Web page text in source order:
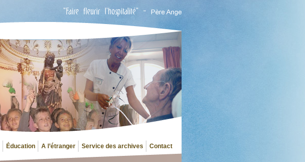
Éducation A l’étranger Service des archives Contact